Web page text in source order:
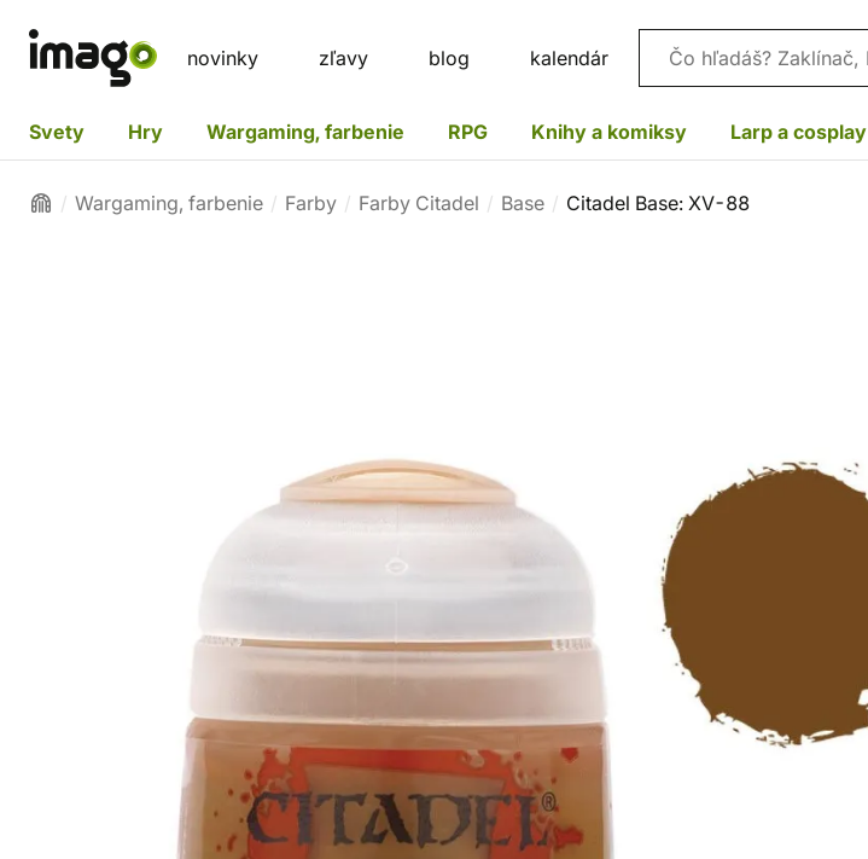
novinky zľavy blog kalendár Vyhľadávanie
Svety Hry Wargaming, farbenie RPG Knihy a komiksy Larp a cosplay
Wargaming, farbenie Farby Farby Citadel Base Citadel Base: XV-88